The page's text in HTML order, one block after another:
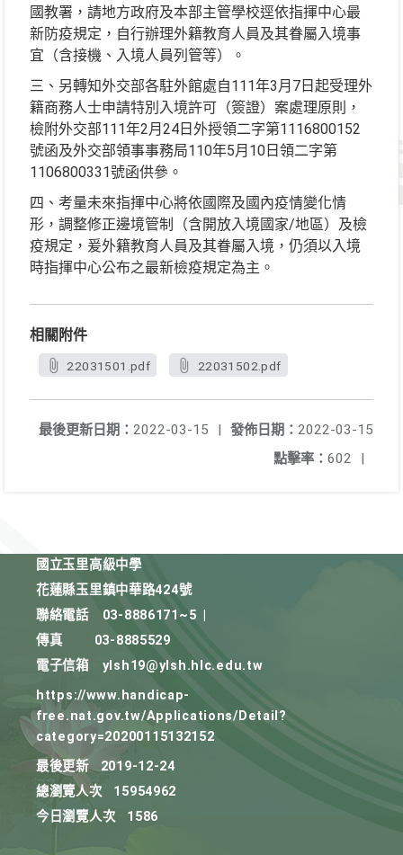
國教署，請地方政府及本部主管學校逕依指揮中心最
新防疫規定，自行辦理外籍教育人員及其眷屬入境事
宜（含接機、入境人員列管等）。
三、另轉知外交部各駐外館處自111年3月7日起受理外
籍商務人士申請特別入境許可（簽證）案處理原則，
檢附外交部111年2月24日外授領二字第1116800152
號函及外交部領事事務局110年5月10日領二字第
1106800331號函供參。
四、考量未來指揮中心將依國際及國內疫情變化情
形，調整修正邊境管制（含開放入境國家/地區）及檢
疫規定，爰外籍教育人員及其眷屬入境，仍須以入境
時指揮中心公布之最新檢疫規定為主。
相關附件
22031501.pdf 22031502.pdf
發佈日期： 2022-03-15
最後更新日期： 2022-03-15
|
點擊率： 602 |
國立玉里高級中學
花蓮縣玉里鎮中華路424號
聯絡電話
03-8886171~5
傳真
03-8885529
電子信箱
ylsh19@ylsh.hlc.edu.tw
https://www.handicap-
free.nat.gov.tw/Applications/Detail?
category=20200115132152
最後更新
2019-12-24
總瀏覽人次
15954962
今日瀏覽人次
1586